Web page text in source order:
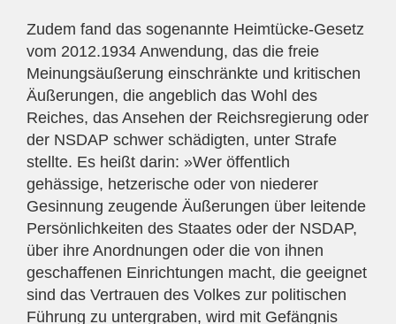
Zudem fand das sogenannte Heimtücke-Gesetz
vom 2012.1934 Anwendung, das die freie
Meinungsäußerung einschränkte und kritischen
Äußerungen, die angeblich das Wohl des
Reiches, das Ansehen der Reichsregierung oder
der NSDAP schwer schädigten, unter Strafe
stellte. Es heißt darin: »Wer öffentlich
gehässige, hetzerische oder von niederer
Gesinnung zeugende Äußerungen über leitende
Persönlichkeiten des Staates oder der NSDAP,
über ihre Anordnungen oder die von ihnen
geschaffenen Einrichtungen macht, die geeignet
sind das Vertrauen des Volkes zur politischen
Führung zu untergraben, wird mit Gefängnis